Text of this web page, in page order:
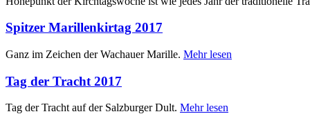
Spitzer Marillenkirtag 2017
Ganz im Zeichen der Wachauer Marille. Mehr lesen
Tag der Tracht 2017
Tag der Tracht auf der Salzburger Dult. Mehr lesen